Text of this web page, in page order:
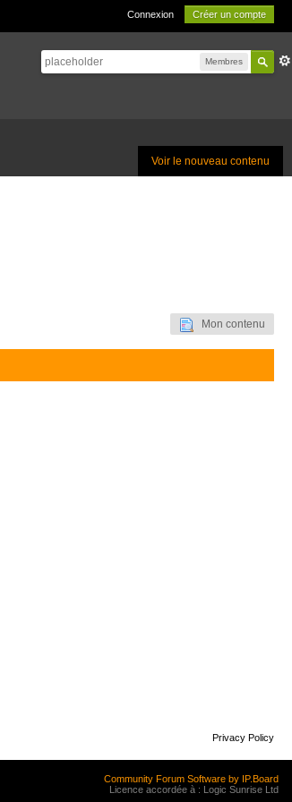
Connexion Créer un compte
Membres
Voir le nouveau contenu
Mon contenu
Privacy Policy
Community Forum Software by IP.Board
Licence accordée à : Logic Sunrise Ltd